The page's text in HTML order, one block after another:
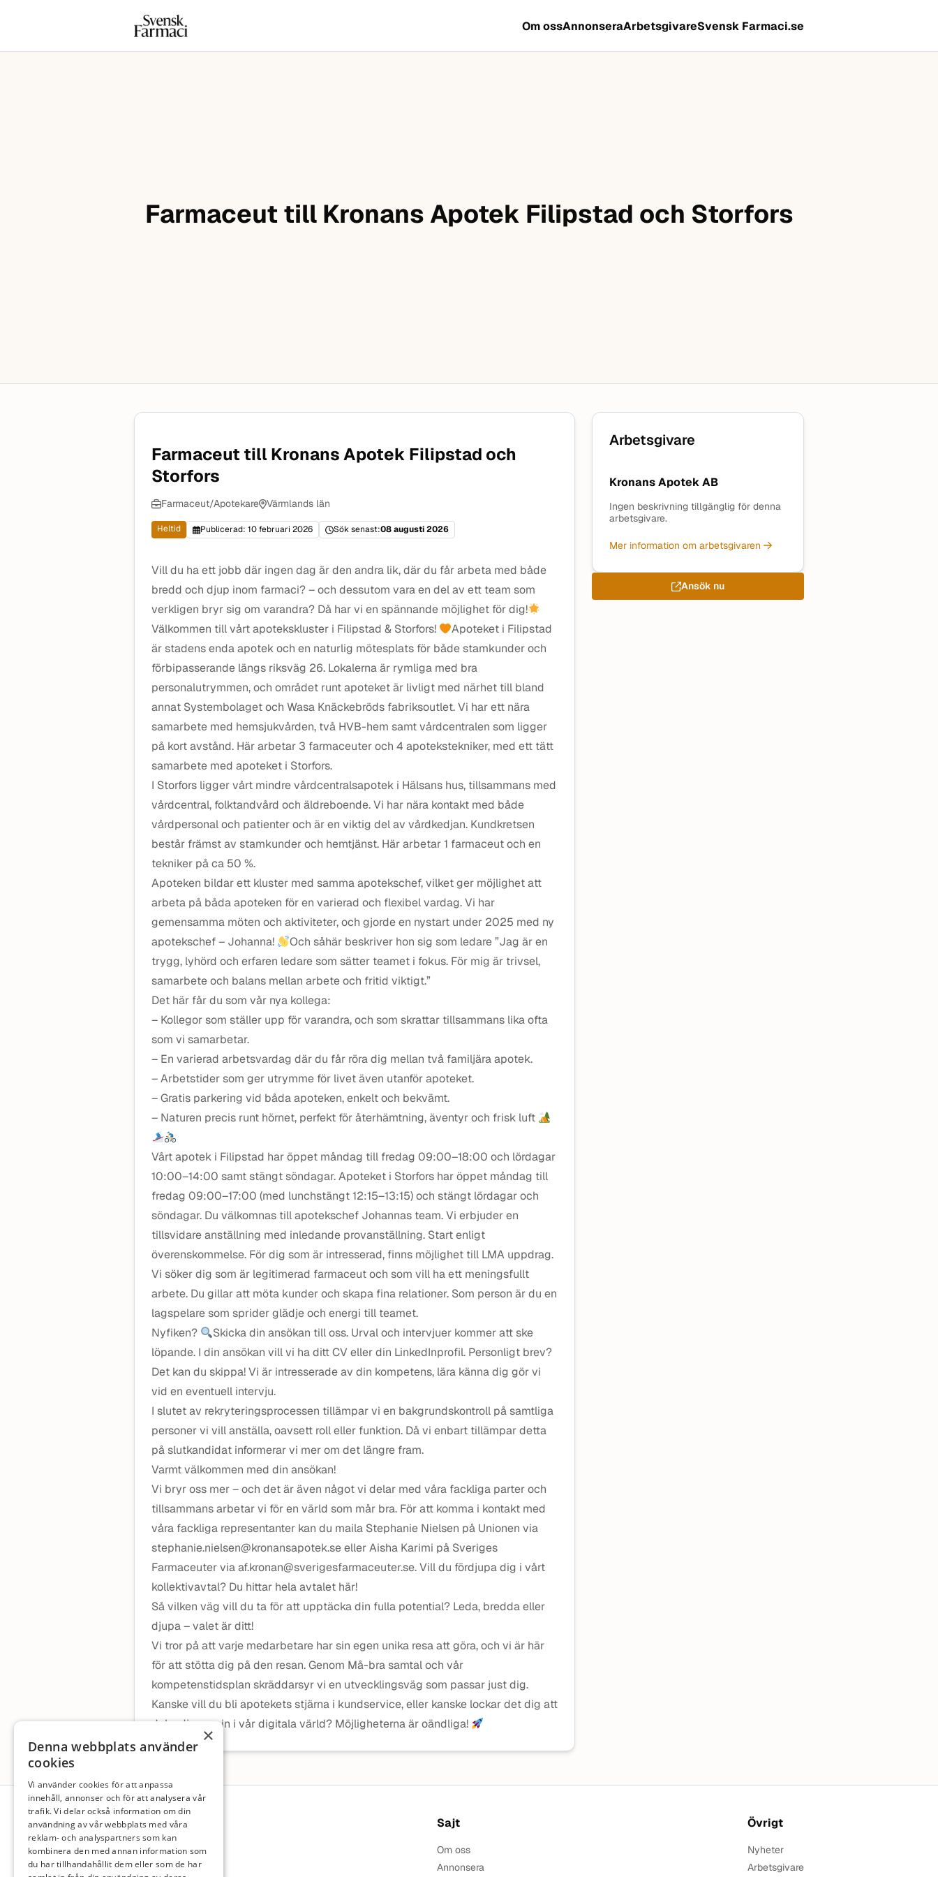
Hoppa till innehåll
Svensk farmaci Om ossAnnonseraArbetsgivareSvensk Farmaci.se
Farmaceut till Kronans Apotek Filipstad och Storfors
Farmaceut till Kronans Apotek Filipstad och
Storfors
Farmaceut/Apotekare Värmlands län
Heltid Publicerad: 10 februari 2026 Sök senast:08 augusti 2026
Vill du ha ett jobb där ingen dag är den andra lik, där du får arbeta med både
bredd och djup inom farmaci? – och dessutom vara en del av ett team som
verkligen bryr sig om varandra? Då har vi en spännande möjlighet för dig!
Välkommen till vårt apotekskluster i Filipstad & Storfors!
Apoteket i Filipstad
är stadens enda apotek och en naturlig mötesplats för både stamkunder och
förbipasserande längs riksväg 26. Lokalerna är rymliga med bra
personalutrymmen, och området runt apoteket är livligt med närhet till bland
annat Systembolaget och Wasa Knäckebröds fabriksoutlet. Vi har ett nära
samarbete med hemsjukvården, två HVB-hem samt vårdcentralen som ligger
på kort avstånd. Här arbetar 3 farmaceuter och 4 apotekstekniker, med ett tätt
samarbete med apoteket i Storfors.
I Storfors ligger vårt mindre vårdcentralsapotek i Hälsans hus, tillsammans med
vårdcentral, folktandvård och äldreboende. Vi har nära kontakt med både
vårdpersonal och patienter och är en viktig del av vårdkedjan. Kundkretsen
består främst av stamkunder och hemtjänst. Här arbetar 1 farmaceut och en
tekniker på ca 50 %.
Apoteken bildar ett kluster med samma apotekschef, vilket ger möjlighet att
arbeta på båda apoteken för en varierad och flexibel vardag. Vi har
gemensamma möten och aktiviteter, och gjorde en nystart under 2025 med ny
apotekschef – Johanna!
Och såhär beskriver hon sig som ledare ”Jag är en
trygg, lyhörd och erfaren ledare som sätter teamet i fokus. För mig är trivsel,
samarbete och balans mellan arbete och fritid viktigt.”
Det här får du som vår nya kollega:
– Kollegor som ställer upp för varandra, och som skrattar tillsammans lika ofta
som vi samarbetar.
– En varierad arbetsvardag där du får röra dig mellan två familjära apotek.
– Arbetstider som ger utrymme för livet även utanför apoteket.
– Gratis parkering vid båda apoteken, enkelt och bekvämt.
– Naturen precis runt hörnet, perfekt för återhämtning, äventyr och frisk luft
Vårt apotek i Filipstad har öppet måndag till fredag 09:00–18:00 och lördagar
10:00–14:00 samt stängt söndagar. Apoteket i Storfors har öppet måndag till
fredag 09:00–17:00 (med lunchstängt 12:15–13:15) och stängt lördagar och
söndagar. Du välkomnas till apotekschef Johannas team. Vi erbjuder en
tillsvidare anställning med inledande provanställning. Start enligt
överenskommelse. För dig som är intresserad, finns möjlighet till LMA uppdrag.
Vi söker dig som är legitimerad farmaceut och som vill ha ett meningsfullt
arbete. Du gillar att möta kunder och skapa fina relationer. Som person är du en
lagspelare som sprider glädje och energi till teamet.
Nyfiken?
Skicka din ansökan till oss. Urval och intervjuer kommer att ske
löpande. I din ansökan vill vi ha ditt CV eller din LinkedInprofil. Personligt brev?
Det kan du skippa! Vi är intresserade av din kompetens, lära känna dig gör vi
vid en eventuell intervju.
I slutet av rekryteringsprocessen tillämpar vi en bakgrundskontroll på samtliga
personer vi vill anställa, oavsett roll eller funktion. Då vi enbart tillämpar detta
på slutkandidat informerar vi mer om det längre fram.
Varmt välkommen med din ansökan!
Vi bryr oss mer – och det är även något vi delar med våra fackliga parter och
tillsammans arbetar vi för en värld som mår bra. För att komma i kontakt med
våra fackliga representanter kan du maila Stephanie Nielsen på Unionen via
stephanie.nielsen@kronansapotek.se eller Aisha Karimi på Sveriges
Farmaceuter via af.kronan@sverigesfarmaceuter.se. Vill du fördjupa dig i vårt
kollektivavtal? Du hittar hela avtalet här!
Så vilken väg vill du ta för att upptäcka din fulla potential? Leda, bredda eller
djupa – valet är ditt!
Vi tror på att varje medarbetare har sin egen unika resa att göra, och vi är här
för att stötta dig på den resan. Genom Må-bra samtal och vår
kompetenstidsplan skräddarsyr vi en utvecklingsväg som passar just dig.
Kanske vill du bli apotekets stjärna i kundservice, eller kanske lockar det dig att
dyka djupare in i vår digitala värld? Möjligheterna är oändliga!
Arbetsgivare
Kronans Apotek AB
Ingen beskrivning tillgänglig för denna
arbetsgivare.
Mer information om arbetsgivaren
Ansök nu
Sidfot
Sajt
Om oss
Annonsera
Övrigt
Nyheter
Arbetsgivare
×
Denna webbplats använder
cookies
Vi använder cookies för att anpassa
innehåll, annonser och för att analysera vår
trafik. Vi delar också information om din
användning av vår webbplats med våra
reklam- och analyspartners som kan
kombinera den med annan information som
du har tillhandahållit dem eller som de har